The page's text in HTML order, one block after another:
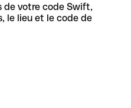
de votre code Swift,
le lieu et le code de